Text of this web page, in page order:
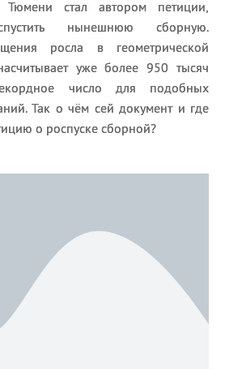
стал автором петиции,
нынешнюю сборную.
росла в геометрической
уже более 950 тысяч
число для подобных
Так о чём сей документ и где
о роспуске сборной?